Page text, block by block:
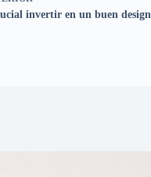
invertir en un buen design